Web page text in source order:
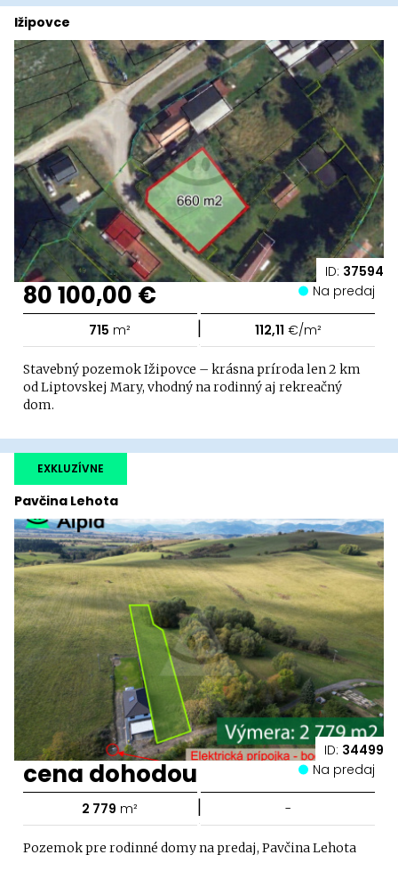
ID: 37594
Ižipovce
80 100,00 € Na predaj
715 m² | 112,11 €/m²
Stavebný pozemok Ižipovce – krásna príroda len 2 km
od Liptovskej Mary, vhodný na rodinný aj rekreačný
dom.
ID: 34499
Pavčina Lehota
EXKLUZÍVNE
cena dohodou Na predaj
2 779 m² | -
Pozemok pre rodinné domy na predaj, Pavčina Lehota